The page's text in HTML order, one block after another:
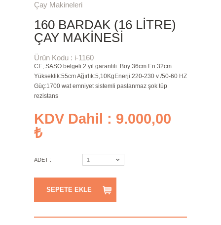
Çay Makineleri
160 BARDAK (16 LITRE)
ÇAY MAKINESI
Ürün Kodu : i-1160
CE, SASO belgeli 2 yıl garantili. Boy:36cm En:32cm
Yükseklik:55cm Ağırlık:5,10KgEnerji:220-230 v /50-60 HZ
Güç:1700 wat emniyet sistemli paslanmaz şok tüp
rezistans
KDV Dahil : 9.000,00
₺
ADET : 1
SEPETE EKLE